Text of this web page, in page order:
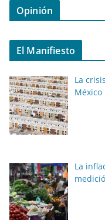
Opinión
El Manifiesto
La
México
La